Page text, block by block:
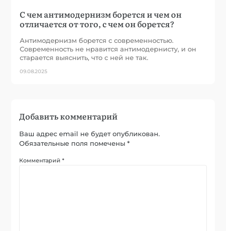
С чем антимодернизм борется и чем он
отличается от того, с чем он борется?
Антимодернизм борется с современностью.
Современность не нравится антимодернисту, и он
старается выяснить, что с ней не так.
09.08.2025
Добавить комментарий
Ваш адрес email не будет опубликован.
Обязательные поля помечены*
Комментарий*